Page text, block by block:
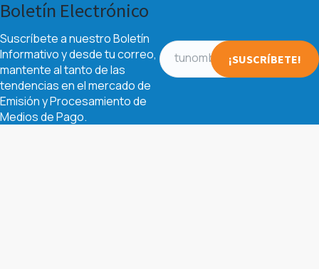
Boletín Electrónico
Suscríbete a nuestro Boletín
Informativo y desde tu correo,
mantente al tanto de las
tendencias en el mercado de
Emisión y Procesamiento de
Medios de Pago.